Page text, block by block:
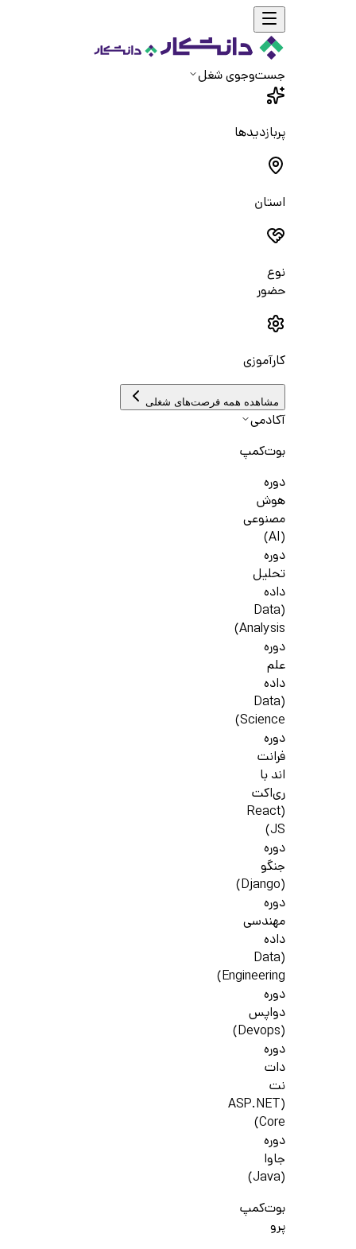
جست‌و‌جوی شغل
پربازدیدها
استان
نوع
حضور
کارآموزی
مشاهده همه فرصت‌های شغلی
آکادمی
بوت‌کمپ
دوره
هوش
مصنوعی
(AI)
دوره
تحلیل
داده
(Data
Analysis)
دوره
علم
داده
(Data
Science)
دوره
فرانت
اند با
ری‌اکت
(React
JS)
دوره
جنگو
(Django)
دوره
مهندسی
داده
(Data
Engineering)
دوره
دواپس
(Devops)
دوره
دات
نت
(ASP.NET
Core)
دوره
جاوا
(Java)
بوت‌کمپ
پرو